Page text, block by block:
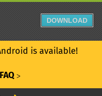
is available!
ᐳ
DOWNLOAD